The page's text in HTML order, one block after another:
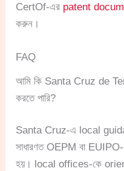
CertOf-এর patent
করুন।
FAQ
আমি কি Santa Cruz de
করতে পারি?
Santa Cruz-এ local
সাধারণত OEPM বা
হয়। local offices-কে